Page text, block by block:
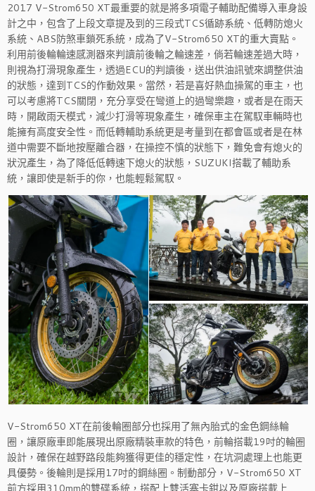
2017 V-Strom650 XT最重要的就是將多項電子輔助配備導入車身設
計之中，包含了上段文章提及到的三段式TCS循跡系統、低轉防熄火
系統、ABS防煞車鎖死系統，成為了V-Strom650 XT的重大賣點。
利用前後輪輪速感測器來判讀前後輪之輪速差，倘若輪速差過大時，
則視為打滑現象產生，透過ECU的判讀後，送出供油訊號來調整供油
的狀態，達到TCS的作動效果。當然，若是喜好熱血操駕的車主，也
可以考慮將TCS關閉，充分享受在彎道上的過彎樂趣，或者是在雨天
時，開啟雨天模式，減少打滑等現象產生，確保車主在駕馭車輛時也
能擁有高度安全性。而低轉輔助系統更是考量到在都會區或者是在林
道中需要不斷地按壓離合器，在操控不慎的狀態下，難免會有熄火的
狀況產生，為了降低低轉速下熄火的狀態，SUZUKI搭載了輔助系
統，讓即使是新手的你，也能輕鬆駕馭。
V-Strom650 XT在前後輪圈部分也採用了無內胎式的金色鋼絲輪
圈，讓原廠車即能展現出原廠精裝車款的特色，前輪搭載19吋的輪圈
設計，確保在越野路段能夠獲得更佳的穩定性，在坑洞處理上也能更
具優勢。後輪則是採用17吋的鋼絲圈。制動部分，V-Strom650 XT